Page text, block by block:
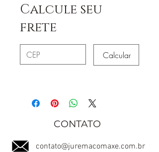
Calcule seu
frete
Calcular
CONTATO
contato@juremacomaxe.com.br